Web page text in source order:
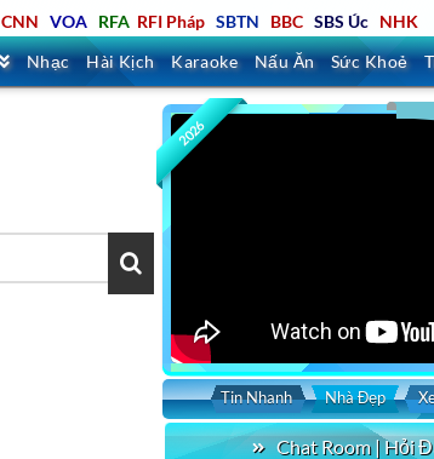
CNN VOA RFA RFI Pháp SBTN BBC SBS Úc NHK
Nhạc Hài Kịch Karaoke Nấu Ăn Sức Khoẻ
2026
Tin Nhanh Nhà Đẹp
Chat Room | Hỏi